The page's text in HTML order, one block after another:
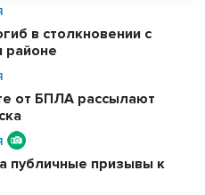
в столкновении с
районе
от БПЛА рассылают
публичные призывы к